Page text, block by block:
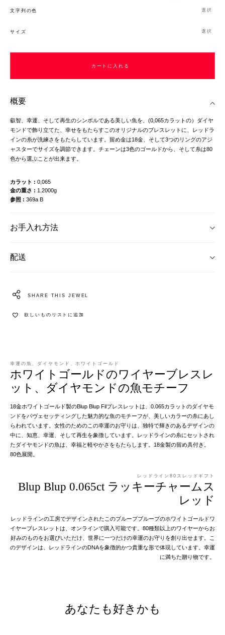
文字列の色 選択
サイズ 選択
カートに入れる
概要
叡智、幸運、そして再生のシンボルである美しい魚を、(0,065カラットの）ダイヤ
モンドで飾り立てた、幸せをもたらすこのオリジナルのブレスレットに、レッドラ
インの糸が洗練さをもたらしています。留め金は18金、そして3つのリングのアジ
ャスターでサイズを調節できます。チェーンは3色のゴールドから、そして糸は80
色から選ぶことが出来ます。
カラット
0,065
金の重さ
1.2000g
参照
369a B
お手入れ方法
配送
SHARE THIS JEWEL
欲しいものリストに追加
幸運の魚、ダイヤモンド、ホワイトゴールド
ホワイトゴールドのワイヤーブレスレ
ット、ダイヤモンドの魚モチーフ
18金ホワイトゴールド製のBlup Blup Filブレスレットは、0.065カラットのダイヤモ
ンドをパヴェセッティングした魅力的な魚のモチーフが、美しいカラーの糸にあし
らわれています。女性のためのこの幸運のお守りは、独特で輝きのあるデザインの
中に、知恵、幸運、そして再生を象徴しています。レッドラインの糸にセットされ
たダイヤモンドの魚は、幸福と軽やかさをもたらします。18金製の留め具付き。
80色展開。
レッドライン80スレッドギフト
Blup Blup 0.065ct ラッキーチャームス
レッド
レッドラインの工房でデザインされたこのブループブループのホワイトゴールドワ
イヤーブレスレットは、オンラインで購入可能です。80種類以上のワイヤーからお
好みのものをお選びいただけ、世界に一つだけの幸運のお守りを創り出せます。こ
のデザインは、レッドラインのDNAを象徴的かつ貴重な形で体現しています。幸運
に満ちた贈り物です。
あなたも好きかも